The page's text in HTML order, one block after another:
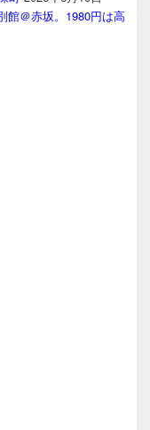
館＠赤坂。1980円は高